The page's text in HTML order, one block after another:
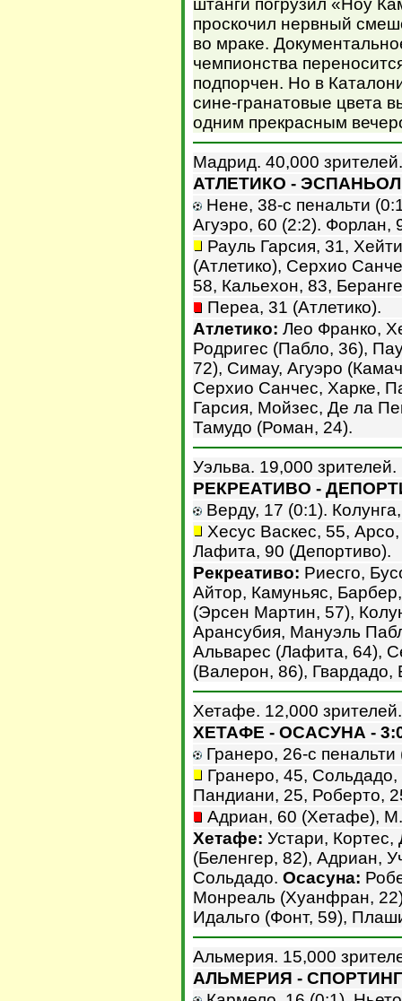
штанги погрузил «Ноу
проскочил нервный
во мраке.
чемпионства
подпорчен. Но в
сине-гранатовые цвета
одним прекрасным
Мадрид. 40,000 зрителей.
АТЛЕТИКО - ЭСПАНЬОЛ
Нене, 38-с пенальти
Агуэро, 60 (2:2). Форлан,
Рауль Гарсия, 31,
(Атлетико), Серхио
58, Кальехон, 83,
Переа, 31 (Атлетико).
Атлетико: Лео Франко,
Родригес (Пабло, 36),
72), Симау, Агуэро
Серхио Санчес, Харке,
Гарсия, Мойзес, Де ла
Тамудо (Роман, 24).
Уэльва. 19,000 зрителей.
РЕКРЕАТИВО -
Верду, 17 (0:1).
Хесус Васкес, 55,
Лафита, 90 (Депортиво).
Рекреативо: Риесго,
Айтор, Камуньяс,
(Эрсен Мартин, 57),
Арансубия, Мануэль
Альварес (Лафита, 64),
(Валерон, 86), Гвардадо,
Хетафе. 12,000 зрителей.
ХЕТАФЕ - ОСАСУНА -
Гранеро, 26-с
Гранеро, 45,
Пандиани, 25, Роберто,
Адриан, 60 (Хетафе),
Хетафе: Устари,
(Беленгер, 82), Адриан,
Сольдадо. Осасуна:
Монреаль (Хуанфран,
Идальго (Фонт, 59),
Альмерия. 15,000
АЛЬМЕРИЯ - СПОРТИНГ